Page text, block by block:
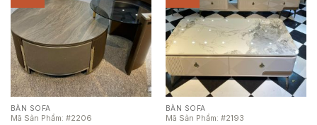
BÀN SOFA
Mã Sản Phẩm: #2206
BÀN SOFA
Mã Sản Phẩm: #2193